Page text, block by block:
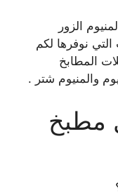
الزور
نوفرها لكم
المطابخ
والمنيوم شتر .
مطبخ